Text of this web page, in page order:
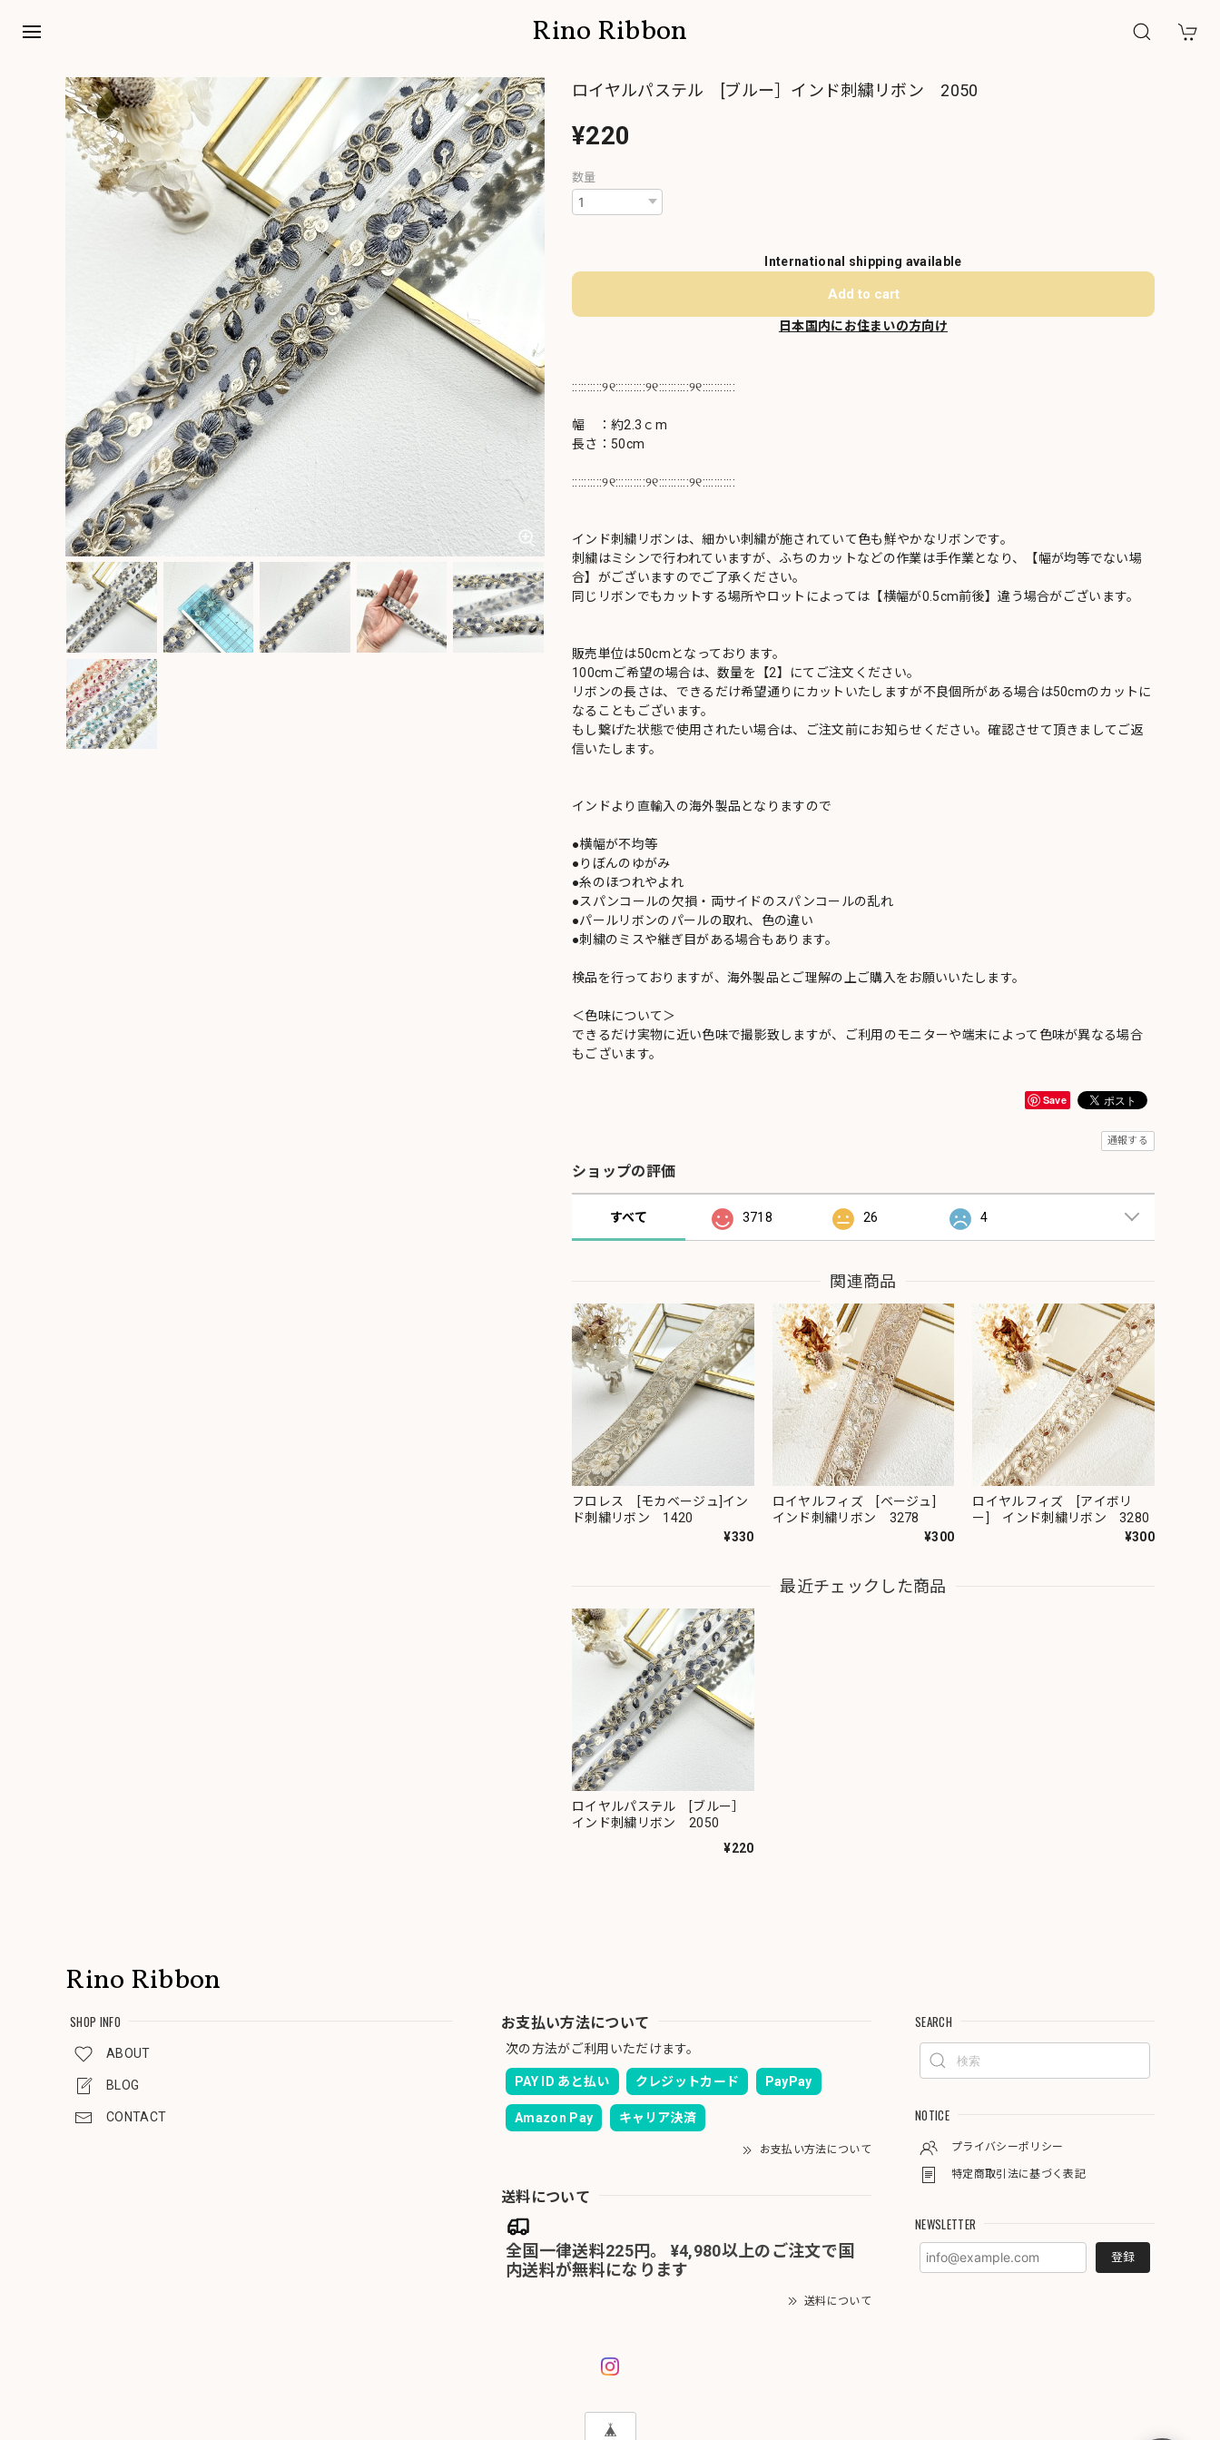
Rino Ribbon
ロイヤルパステル [ブルー］インド刺繍リボン 2050
¥220
数量
International shipping available
Add to cart
日本国内にお住まいの方向け
::::::::::୨୧::::::::::୨୧::::::::::୨୧:::::::::::
幅 ：約2.3ｃm
長さ：50cm
::::::::::୨୧::::::::::୨୧::::::::::୨୧:::::::::::
インド刺繍リボンは、細かい刺繍が施されていて色も鮮やかなリボンです。
刺繍はミシンで行われていますが、ふちのカットなどの作業は手作業となり、【幅が均等でない場
合】がございますのでご了承ください。
同じリボンでもカットする場所やロットによっては【横幅が0.5cm前後】違う場合がございます。
販売単位は50cmとなっております。
100cmご希望の場合は、数量を【2】にてご注文ください。
リボンの長さは、できるだけ希望通りにカットいたしますが不良個所がある場合は50cmのカットに
なることもございます。
もし繋げた状態で使用されたい場合は、ご注文前にお知らせください。確認させて頂きましてご返
信いたします。
インドより直輸入の海外製品となりますので
●横幅が不均等
●りぼんのゆがみ
●糸のほつれやよれ
●スパンコールの欠損・両サイドのスパンコールの乱れ
●パールリボンのパールの取れ、色の違い
●刺繍のミスや継ぎ目がある場合もあります。
検品を行っておりますが、海外製品とご理解の上ご購入をお願いいたします。
＜色味について＞
できるだけ実物に近い色味で撮影致しますが、ご利用のモニターや端末によって色味が異なる場合
もございます。
Save
通報する
ショップの評価
すべて 3718 26 4
関連商品
フロレス [モカベージュ]イン
ド刺繍リボン 1420
¥330
ロイヤルフィズ [ベージュ]
インド刺繍リボン 3278
¥300
ロイヤルフィズ [アイボリ
ー] インド刺繍リボン 3280
¥300
最近チェックした商品
ロイヤルパステル [ブルー］
インド刺繍リボン 2050
¥220
Rino Ribbon
SHOP INFO
ABOUT
BLOG
CONTACT
お支払い方法について
次の方法がご利用いただけます。
PAY ID あと払い クレジットカード PayPay
Amazon Pay キャリア決済
お支払い方法について
送料について
全国一律送料225円。 ¥4,980以上のご注文で国
内送料が無料になります
送料について
SEARCH
NOTICE
プライバシーポリシー
特定商取引法に基づく表記
NEWSLETTER
登録